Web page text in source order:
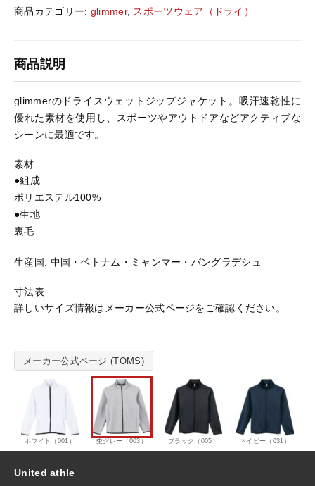
ホワイト（001） 杢グレー（003） ブラック（005） ネイビー（031）
m
0
3
4
-
A
J
7.
7
オ
ン
ド
イ
ス
ウ
ャ
ケ
ト
商品カテゴリー: glimmer, スポーツウェア（ドライ）
商品説明
glimmerのドライスウェットジップジャケット。吸汗速乾性に
優れた素材を使用し、スポーツやアウトドアなどアクティブな
シーンに最適です。
素材
●組成
ポリエステル100%
●生地
裏毛
生産国: 中国・ベトナム・ミャンマー・バングラデシュ
寸法表
詳しいサイズ情報はメーカー公式ページをご確認ください。
メーカー公式ページ (TOMS)
United athle
プリント加工オプション
ポロシャツ
ロングスリーブ
セール商品
ショッピングガイド
お知らせ